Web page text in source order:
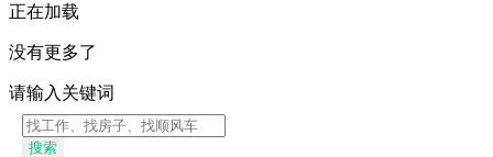
正在加载
没有更多了
请输入关键词
搜索